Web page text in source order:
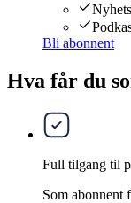
Bli abonnent
Hva får du
Full tilgang til
Som abonnent